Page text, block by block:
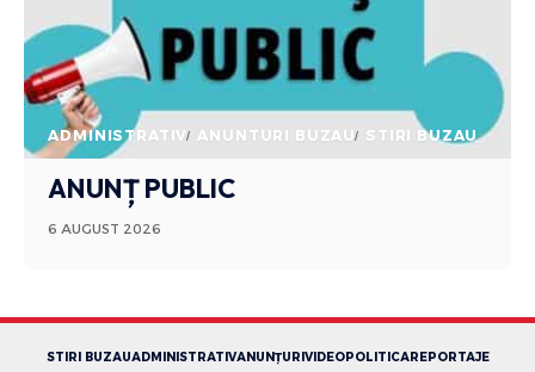
ADMINISTRATIV ANUNTURI BUZAU STIRI BUZAU
ANUNȚ PUBLIC
6 AUGUST 2026
STIRI BUZAUADMINISTRATIVANUNȚURI VIDEOPOLITICAREPORTAJE